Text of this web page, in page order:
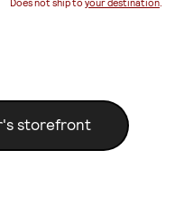
storefront